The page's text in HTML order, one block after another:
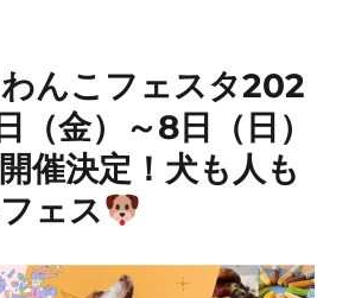
んこフェスタ202
（金）～8日（日）
催決定！犬も人も
ェス